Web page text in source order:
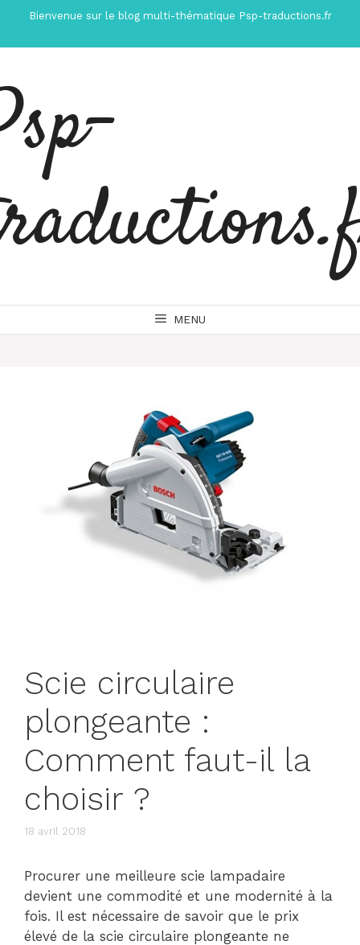
contenu
Bienvenue sur le blog multi-thématique Psp-traductions.fr
MENU
Scie circulaire
plongeante :
Comment faut-il la
choisir ?
18 avril 2018
Procurer une meilleure scie lampadaire
devient une commodité et une modernité à la
fois. Il est nécessaire de savoir que le prix
élevé de la scie circulaire plongeante ne